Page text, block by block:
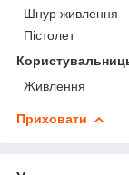
Шнур живлення
Пістолет
Живлення
Приховати